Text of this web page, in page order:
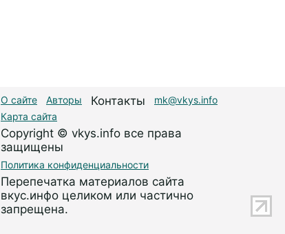
О сайте Авторы Контакты
mk@vkys.info
Карта сайта
Copyright © vkys.info все права
защищены
Политика конфиденциальности
Перепечатка материалов сайта
вкус.инфо целиком или частично
запрещена.